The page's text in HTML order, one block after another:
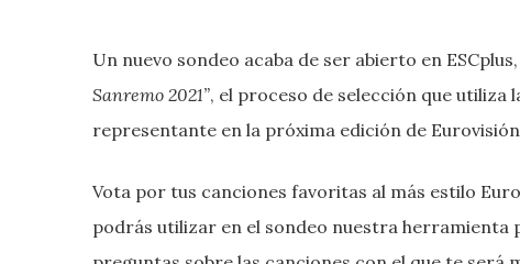
Un nuevo sondeo acaba de ser abierto en
Sanremo 2021”, el proceso de selección que utiliza
representante en la próxima edición de
Vota por tus canciones favoritas al más estilo
podrás utilizar en el sondeo nuestra